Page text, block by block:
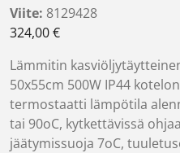
Viite: 8129428
324,00€
Lämmitin kasviöljytäytteinen
50x55cm 500W IP44
termostaatti lämpötila
tai 90oC, kytkettävissä
jäätymissuoja 7oC,